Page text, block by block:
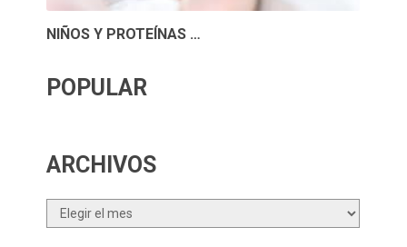
NIÑOS Y PROTEÍNAS …
POPULAR
ARCHIVOS
Archivos